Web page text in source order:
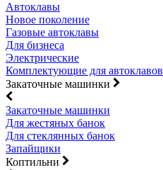
Автоклавы
Новое поколение
Газовые автоклавы
Для бизнеса
Электрические
Комплектующие для автоклавов
Закаточные машинки
Закаточные машинки
Для жестяных банок
Для стеклянных банок
Запайщики
Коптильни